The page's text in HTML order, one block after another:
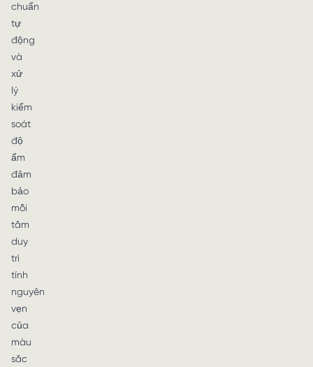
chuẩn
tự
động
và
xử
lý
kiểm
soát
độ
ẩm
đảm
bảo
mỗi
tấm
duy
trì
tính
nguyên
vẹn
của
màu
sắc